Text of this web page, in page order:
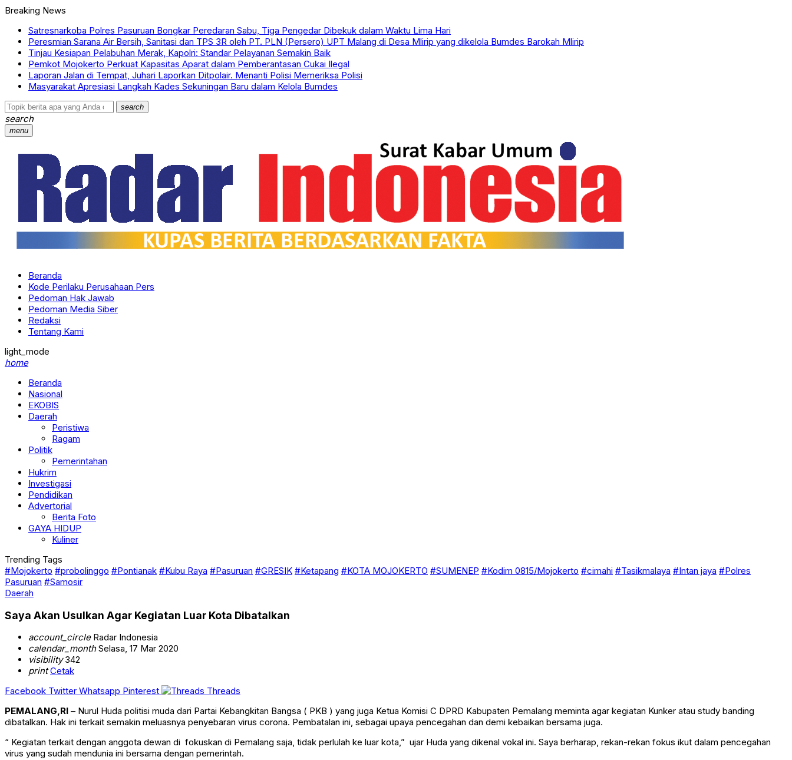
Breaking News
Satresnarkoba Polres Pasuruan Bongkar Peredaran Sabu, Tiga Pengedar Dibekuk dalam Waktu Lima Hari
Peresmian Sarana Air Bersih, Sanitasi dan TPS 3R oleh PT. PLN (Persero) UPT Malang di Desa Mlirip yang dikelola Bumdes Barokah Mlirip
Tinjau Kesiapan Pelabuhan Merak, Kapolri: Standar Pelayanan Semakin Baik
Pemkot Mojokerto Perkuat Kapasitas Aparat dalam Pemberantasan Cukai Ilegal
Laporan Jalan di Tempat, Juhari Laporkan Ditpolair. Menanti Polisi Memeriksa Polisi
Masyarakat Apresiasi Langkah Kades Sekuningan Baru dalam Kelola Bumdes
search
search
menu
Beranda
Kode Perilaku Perusahaan Pers
Pedoman Hak Jawab
Pedoman Media Siber
Redaksi
Tentang Kami
light_mode
home
Beranda
Nasional
EKOBIS
Daerah
Peristiwa
Ragam
Politik
Pemerintahan
Hukrim
Investigasi
Pendidikan
Advertorial
Berita Foto
GAYA HIDUP
Kuliner
Trending Tags
#Mojokerto #probolinggo #Pontianak #Kubu Raya #Pasuruan #GRESIK #Ketapang #KOTA MOJOKERTO #SUMENEP #Kodim 0815/Mojokerto #cimahi #Tasikmalaya #Intan jaya #Polres
Pasuruan #Samosir
Daerah
Saya Akan Usulkan Agar Kegiatan Luar Kota Dibatalkan
account_circleRadar Indonesia
calendar_monthSelasa, 17 Mar 2020
visibility342
print Cetak
Facebook Twitter Whatsapp Pinterest
Threads
PEMALANG,RI – Nurul Huda politisi muda dari Partai Kebangkitan Bangsa ( PKB ) yang juga Ketua Komisi C DPRD Kabupaten Pemalang meminta agar kegiatan Kunker atau study banding
dibatalkan. Hak ini terkait semakin meluasnya penyebaran virus corona. Pembatalan ini, sebagai upaya pencegahan dan demi kebaikan bersama juga.
“ Kegiatan terkait dengan anggota dewan di fokuskan di Pemalang saja, tidak perlulah ke luar kota,” ujar Huda yang dikenal vokal ini. Saya berharap, rekan-rekan fokus ikut dalam pencegahan
virus yang sudah mendunia ini bersama dengan pemerintah.